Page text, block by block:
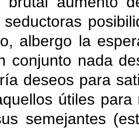
albergo la
conjunto nada
deseos para
útiles
semejantes